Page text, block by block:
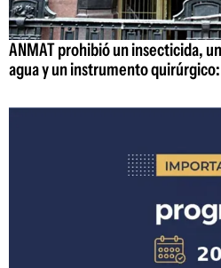
ANMAT prohibió un insecticida,
agua y un instrumento